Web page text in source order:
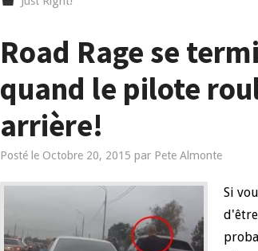
Road Rage se
quand le pilote
arrière!
Posté le Octobre 20, 2015 par Pete Almonte
Si